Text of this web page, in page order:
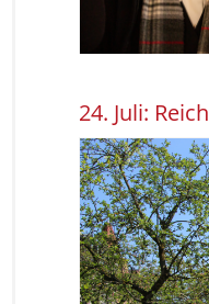
24. Juli: